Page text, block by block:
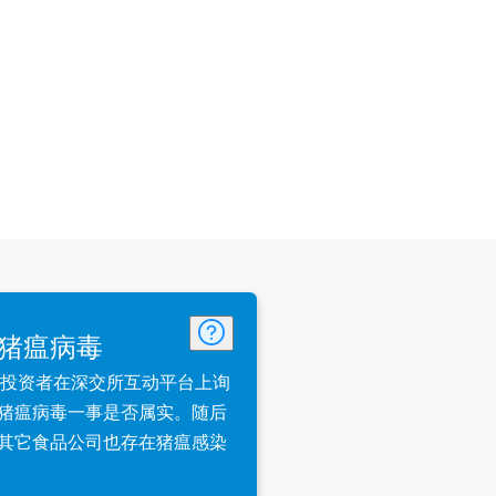
瘟病毒
资者在深交所互动平台上询
瘟病毒一事是否属实。随后
它食品公司也存在猪瘟感染